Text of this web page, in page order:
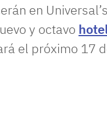
en
y octavo
el próximo 17